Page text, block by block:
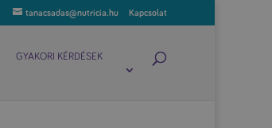
tanacsadas@nutricia.hu Kapcsolat
GYAKORI KÉRDÉSEK